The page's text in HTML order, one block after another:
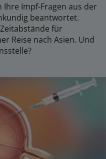
Impf-Fragen aus der
beantwortet.
für
Reise nach Asien. Und